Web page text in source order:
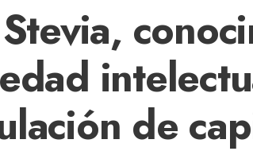
de